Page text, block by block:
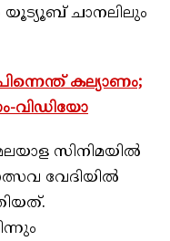
യൂട്യൂബ് ചാനലിലും
കല്യാണം;
വിഡിയോ
സിനിമയിൽ
വേദിയിൽ